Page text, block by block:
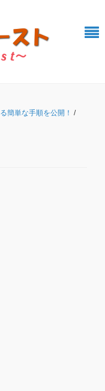
簡単な手順を公開！ /